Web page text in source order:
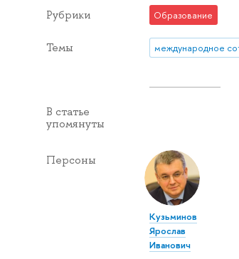
Рубрики Образование
Темы
В статье
упомянуты
Персоны
Кузьминов
Ярослав
Иванович